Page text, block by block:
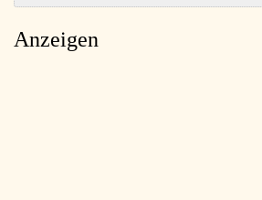
Anzeigen